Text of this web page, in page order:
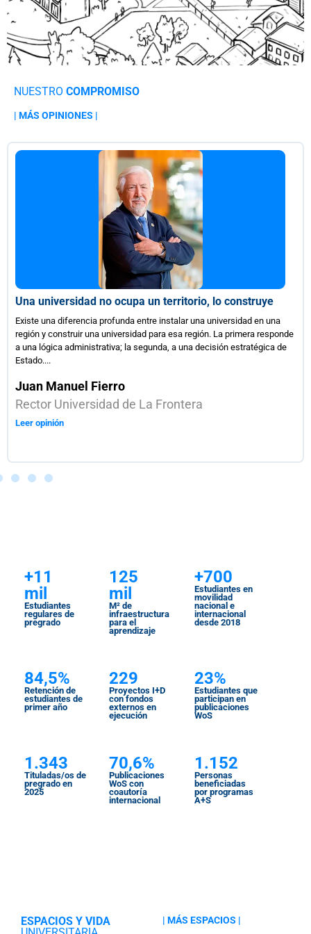
NUESTRO COMPROMISO
| MÁS OPINIONES |
Una universidad no ocupa un territorio, lo construye
Existe una diferencia profunda entre instalar una universidad en una
región y construir una universidad para esa región. La primera responde
a una lógica administrativa; la segunda, a una decisión estratégica de
Estado....
Juan Manuel Fierro
Rector Universidad de La Frontera
Leer opinión
+11
mil
Estudiantes
regulares de
pregrado
125
mil
M² de
infraestructura
para el
aprendizaje
+700
Estudiantes en
movilidad
nacional e
internacional
desde 2018
84,5%
Retención de
estudiantes de
primer año
229
Proyectos I+D
con fondos
externos en
ejecución
23%
Estudiantes que
participan en
publicaciones
WoS
1.343
Tituladas/os de
pregrado en
2025
70,6%
Publicaciones
WoS con
coautoría
internacional
1.152
Personas
beneficiadas
por programas
A+S
ESPACIOS Y VIDA
| MÁS ESPACIOS |